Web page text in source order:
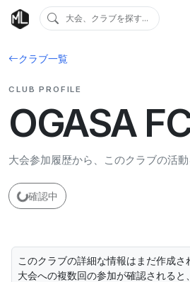
大会、クラブを探す...
クラブ一覧
CLUB PROFILE
OGASA
大会参加履歴から、このクラブの活動
確認中
このクラブの詳細な情報はまだ作成さ
大会への複数回の参加が確認されると